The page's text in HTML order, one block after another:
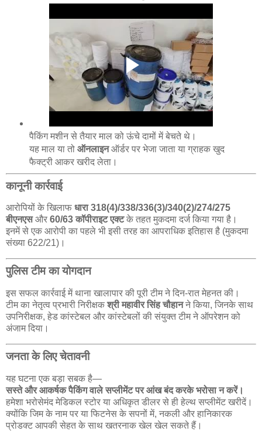
पैकिंग मशीन से तैयार माल को ऊंचे दामों में बेचते थे।
यह माल या तो ऑनलाइनऑर्डर पर भेजा जाता या ग्राहक खुद
फैक्ट्री आकर खरीद लेता।
कानूनी कार्रवाई
आरोपियों के खिलाफ धारा 318(4)/338/336(3)/340(2)/274/275
बीएनएसऔर 60/63 कॉपीराइट एक्टके तहत मुकदमा दर्ज किया गया है।
इनमें से एक आरोपी का पहले भी इसी तरह का आपराधिक इतिहास है (मुकदमा
संख्या 622/21)।
पुलिस टीम का योगदान
इस सफल कार्रवाई में थाना खालापार की पूरी टीम ने दिन-रात मेहनत की।
टीम का नेतृत्व प्रभारी निरीक्षकश्री महावीर सिंह चौहानने किया, जिनके साथ
उपनिरीक्षक, हेड कांस्टेबल और कांस्टेबलों की संयुक्त टीम ने ऑपरेशन को
अंजाम दिया।
जनता के लिए चेतावनी
यह घटना एक बड़ा सबक है—
सस्ते और आकर्षक पैकिंग वाले सप्लीमेंट पर आंख बंद करके भरोसा न करें।
हमेशा भरोसेमंद मेडिकल स्टोर या अधिकृत डीलर से ही हेल्थ सप्लीमेंट खरीदें।
क्योंकि जिम के नाम पर या फिटनेस के सपनों में, नकली और हानिकारक
प्रोडक्ट आपकी सेहत के साथ खतरनाक खेल खेल सकते हैं।